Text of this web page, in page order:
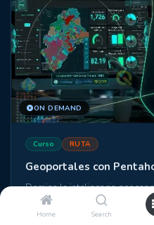
Home Search
ON DEMAND
Curso RUTA
Geoportales con
Domina la inteligencia
QGIS y GeoServer para
interactivos, dashboards